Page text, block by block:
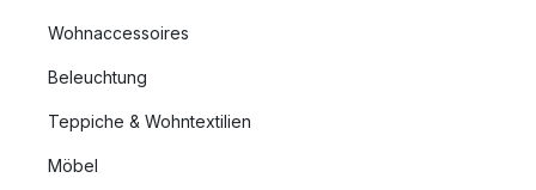
Wohnaccessoires
Beleuchtung
Teppiche & Wohntextilien
Möbel